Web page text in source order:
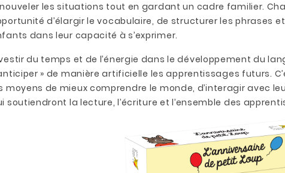
les situations tout en gardant un cadre familier.
d’élargir le vocabulaire, de structurer les phrases
dans leur capacité à s’exprimer.
du temps et de l’énergie dans le développement du
» de manière artificielle les apprentissages futurs.
moyens de mieux comprendre le monde, d’interagir avec
soutiendront la lecture, l’écriture et l’ensemble des